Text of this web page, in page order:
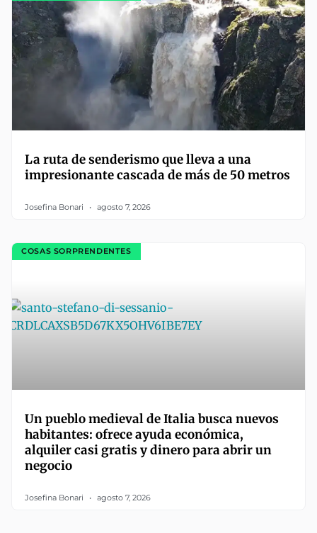
La ruta de senderismo que lleva a una
impresionante cascada de más de 50 metros
Josefina Bonari agosto 7, 2026
COSAS SORPRENDENTES
Un pueblo medieval de Italia busca nuevos
habitantes: ofrece ayuda económica,
alquiler casi gratis y dinero para abrir un
negocio
Josefina Bonari agosto 7, 2026